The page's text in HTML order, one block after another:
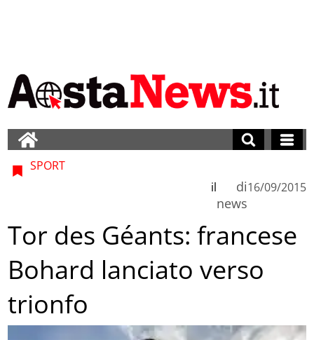
SPORT
di
news
il 16/09/2015
Tor des Géants: francese
Bohard lanciato verso
trionfo